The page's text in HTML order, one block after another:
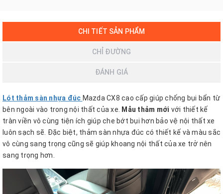
CHI TIẾT SẢN PHẨM
CHỈ ĐƯỜNG
ĐÁNH GIÁ
Lót thảm sàn nhựa đúc Mazda CX8 cao cấp giúp chống bụi bẩn từ
bên ngoài vào trong nội thất của xe.
Mẫu thảm mới với thiết kế
tràn viền vô cùng tiện ích giúp che bớt bụi hơn bảo vệ nội thất xe
luôn sạch sẽ. Đặc biệt, thảm sàn nhựa đúc có thiết kế và màu sắc
vô cùng sang trọng cũng sẽ giúp khoang nội thất của xe trở nên
sang trọng hơn.